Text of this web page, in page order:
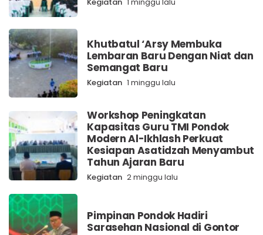
Khutbatul ‘Arsy Membuka
Lembaran Baru Dengan Niat dan
Semangat Baru
Kegiatan 1 minggu lalu
Workshop Peningkatan
Kapasitas Guru TMI Pondok
Modern Al-Ikhlash Perkuat
Kesiapan Asatidzah Menyambut
Tahun Ajaran Baru
Kegiatan 2 minggu lalu
Pimpinan Pondok Hadiri
Sarasehan Nasional di Gontor